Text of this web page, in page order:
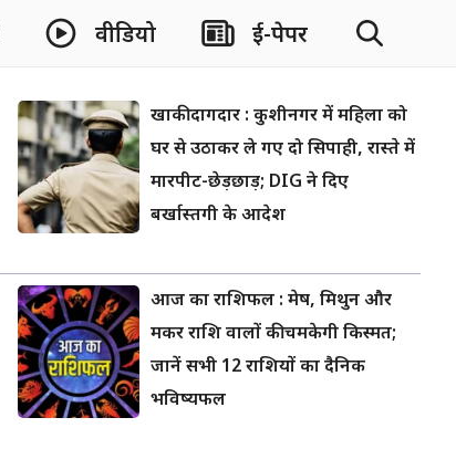
वीडियो ई-पेपर
खाकी दागदार : कुशीनगर में महिला को
घर से उठाकर ले गए दो सिपाही, रास्ते में
मारपीट-छेड़छाड़; DIG ने दिए
बर्खास्तगी के आदेश
आज का राशिफल : मेष, मिथुन और
मकर राशि वालों की चमकेगी किस्मत;
जानें सभी 12 राशियों का दैनिक
भविष्यफल